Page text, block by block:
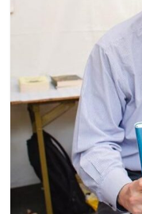
Dzikir,